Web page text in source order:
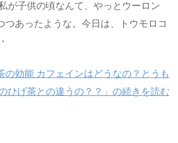
が子供の頃なんて、やっとウーロン
つあったような。今日は、トウモロコ
の効能 カフェインはどうなの？とうも
ひげ茶との違うの？？」の続きを読む